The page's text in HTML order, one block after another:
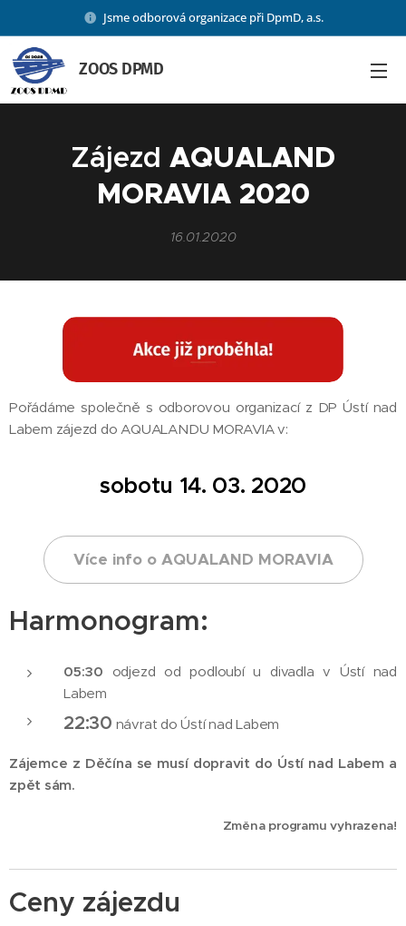
Jsme odborová organizace při DpmD, a.s.
ZOOS DPMD
Zájezd AQUALAND
MORAVIA 2020
16.01.2020
Pořádáme společně s odborovou organizací z DP Ústí nad
Labem zájezd do AQUALANDU MORAVIA v:
sobotu 14. 03. 2020
Více info o AQUALAND MORAVIA
Harmonogram:
05:30 odjezd od podloubí u divadla v Ústí nad
Labem
22:30 návrat do Ústí nad Labem
Zájemce z Děčína se musí dopravit do Ústí nad Labem a
zpět sám.
Změna programu vyhrazena!
Ceny zájezdu